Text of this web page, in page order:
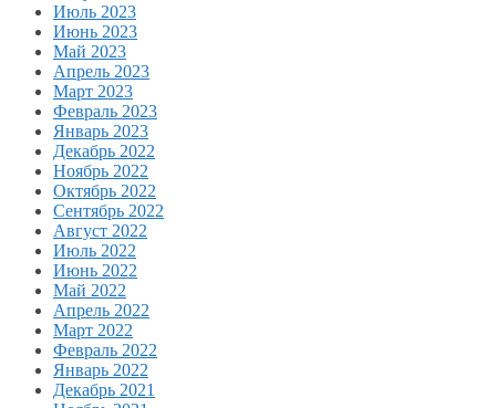
Июль 2023
Июнь 2023
Май 2023
Апрель 2023
Март 2023
Февраль 2023
Январь 2023
Декабрь 2022
Ноябрь 2022
Октябрь 2022
Сентябрь 2022
Август 2022
Июль 2022
Июнь 2022
Май 2022
Апрель 2022
Март 2022
Февраль 2022
Январь 2022
Декабрь 2021